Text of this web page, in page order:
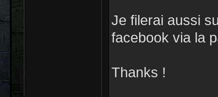
Je filerai aussi
facebook via la
Thanks !